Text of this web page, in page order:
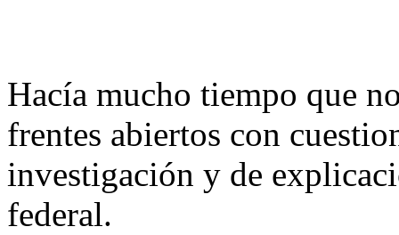
Hacía mucho tiempo que
frentes abiertos con
investigación y de
federal.